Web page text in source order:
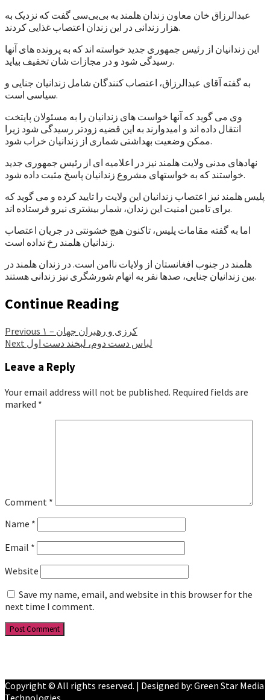
عبدالرزاق خان معاون زندان هلمند به بی‌بی‌سی گفت که نزدیک به
هزار زندانی در این زندان اعتصاب غذایی کردند.
این زندانیان از رئیس جمهوری جدید خواسته اند که به پرونده های آنها
رسیدگی شود و در مجازات شان تخفیف بیاید.
به گفته آقای عبدالرزاق، اعتصاب کنندگان شامل زندانیان جنایی و
سیاسی است.
وی می گوید که آنها خواست های زندانیان را به مسئولان پایتخت
انتقال داده اند و امیدوارند به این قضیه زودتر رسیدگی شود زیرا
ممکن وضعیت بهداشتی شماری از زندانیان خراب شود.
نهادهای مدنی ولایت هلمند نیز در اعلامیه ای از رئیس جمهوری جدید
خواستند که به خواستهای مشروع زندانیان پاسخ مثبت داده شود.
پلیس هلمند نیز اعتصاب زندانیان این ولایت را تایید کرده و می گوید که
برای تامین امنیت این زندان، شمار بیشتری نیرو فرستاده اند.
اما به گفته مقامات پلیس، تاکنون هیچ خشونتی در جریان اعتصاب
زندانیان هلمند رخ نداده است.
هلمند در جنوب افغانستان از ولایات ناامن است. در زندان هلمند در
بین زندانیان جنایی، صدها نفر به اتهام شورشگری نیز زندانی هستند.
Continue Reading
Previous
کرزی و رهبران جهان – ۱
Next لباس دست دوم، لبخند دست اول
Leave a Reply
Your email address will not be published. Required fields are
marked *
Comment *
Name *
Email *
Website
Save my name, email, and website in this browser for the
next time I comment.
Copyright © All rights reserved. | Designed by: Green Star Media